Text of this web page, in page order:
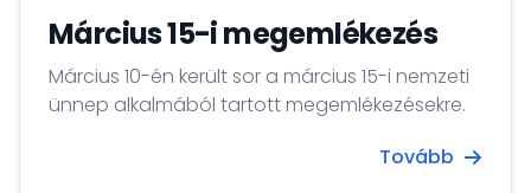
Március 15-i megemlékezés
Március 10-én került sor a március 15-i nemzeti
ünnep alkalmából tartott megemlékezésekre.
Tovább